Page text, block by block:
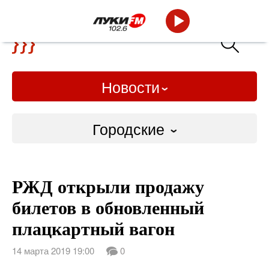
Новости
Городские
Слово Дело
Народные
ВТРК
РЖД открыли продажу
билетов в обновленный
плацкартный вагон
14 марта 2019 19:00 0